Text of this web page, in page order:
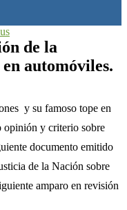
de la
automóviles.
y su famoso tope en
opinión y criterio sobre
documento emitido
de la Nación sobre
amparo en revisión